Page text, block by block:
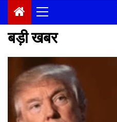
Primary
Menu
बड़ी खबर